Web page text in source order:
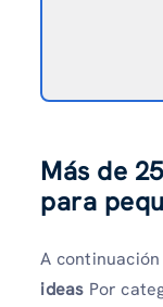
Más de
para
A
ideas Por